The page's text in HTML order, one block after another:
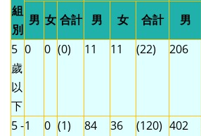
組
別
男 女 合計 男 女 合計 男
5
歲
以
下
0 0 (0) 11 11 (22) 206
5 -1 0 (1) 84 36 (120) 402